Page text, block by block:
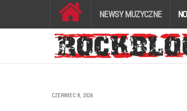
NEWSY MUZYCZNE
CZERWIEC 8, 2026